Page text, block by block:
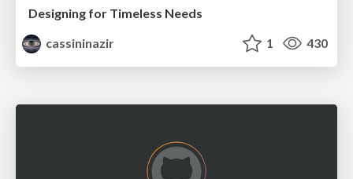
Designing for Timeless Needs
cassininazir
1 430